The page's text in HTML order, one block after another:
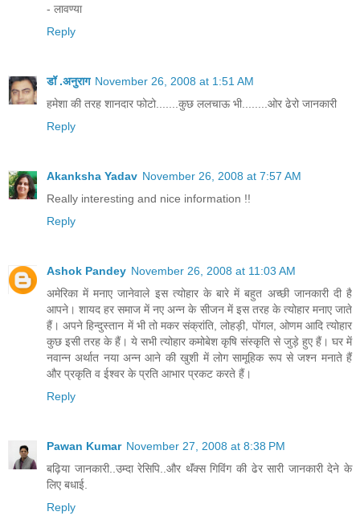
- लावण्या
Reply
डॉ .अनुराग November 26, 2008 at 1:51 AM
हमेशा की तरह शानदार फोटो.......कुछ ललचाऊ भी........ओर ढेरो जानकारी
Reply
Akanksha Yadav November 26, 2008 at 7:57 AM
Really interesting and nice information !!
Reply
Ashok Pandey November 26, 2008 at 11:03 AM
अमेरिका में मनाए जानेवाले इस त्‍योहार के बारे में बहुत अच्‍छी जानकारी दी है
आपने। शायद हर समाज में नए अन्‍न के सीजन में इस तरह के त्‍योहार मनाए जाते
हैं। अपने हिन्‍दुस्‍तान में भी तो मकर संक्रांति, लोहड़ी, पोंगल, ओणम आदि त्‍योहार
कुछ इसी तरह के हैं। ये सभी त्‍योहार कमोबेश कृषि संस्‍कृति से जुड़े हुए हैं। घर में
नवान्‍न अर्थात नया अन्‍न आने की खुशी में लोग सामूहिक रूप से जश्‍न मनाते हैं
और प्रकृति व ईश्‍वर के प्रति आभार प्रकट करते हैं।
Reply
Pawan Kumar November 27, 2008 at 8:38 PM
बढ़िया जानकारी..उम्दा रेसिपि..और थॅंक्स गिविंग की ढेर सारी जानकारी देने के
लिए बधाई.
Reply